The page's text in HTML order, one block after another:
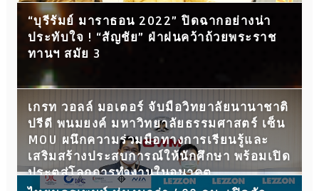
“บุรีรัมย์ มาราธอน 2022” ปิดฉากอย่างน่า
ประทับใจ ! “สัญชัย” ฝ่าฝนคว้าถ้วยพระราช
ทานฯ สมัย 3
เกรท วอลล์ มอเตอร์ จับมือวิทยาลัยนานาชาติ
ปรีดี พนมยงค์ มหาวิทยาลัยธรรมศาสตร์ เซ็น
MOU ผนึกความร่วมมือทางการเรียนรู้และ
เสริมสร้างประสบการณ์ให้นักศึกษา พร้อมเปิด
ประตูสู่โลกการทำงานในอนาคต